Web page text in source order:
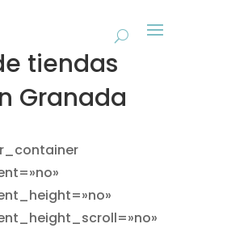
tiendas
Granada